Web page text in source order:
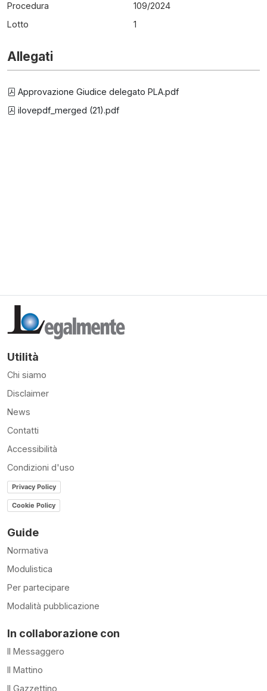
Procedura
109/2024
Lotto
1
Allegati
Approvazione Giudice delegato PLA.pdf
ilovepdf_merged (21).pdf
Utilità
Chi siamo
Disclaimer
News
Contatti
Accessibilità
Condizioni d'uso
Privacy Policy
Cookie Policy
Guide
Normativa
Modulistica
Per partecipare
Modalità pubblicazione
In collaborazione con
Il Messaggero
Il Mattino
Il Gazzettino